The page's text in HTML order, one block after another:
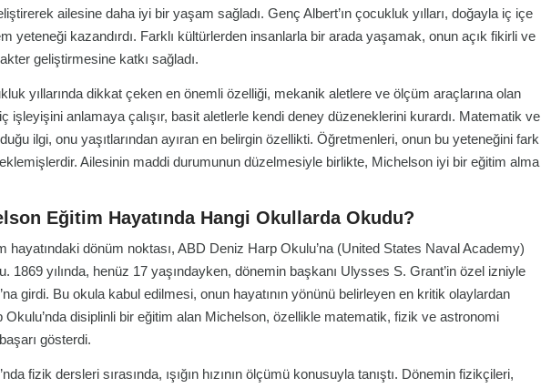
ailesine daha iyi bir yaşam sağladı. Genç Albert’ın çocukluk yılları, doğayla iç içe
yeteneği kazandırdı. Farklı kültürlerden insanlarla bir arada yaşamak, onun açık fikirli ve
geliştirmesine katkı sağladı.
yıllarında dikkat çeken en önemli özelliği, mekanik aletlere ve ölçüm araçlarına olan
işleyişini anlamaya çalışır, basit aletlerle kendi deney düzeneklerini kurardı. Matematik ve
ilgi, onu yaşıtlarından ayıran en belirgin özellikti. Öğretmenleri, onun bu yeteneğini fark
Ailesinin maddi durumunun düzelmesiyle birlikte, Michelson iyi bir eğitim alma
Eğitim Hayatında Hangi Okullarda Okudu?
hayatındaki dönüm noktası, ABD Deniz Harp Okulu’na (United States Naval Academy)
1869 yılında, henüz 17 yaşındayken, dönemin başkanı Ulysses S. Grant’in özel izniyle
girdi. Bu okula kabul edilmesi, onun hayatının yönünü belirleyen en kritik olaylardan
Okulu’nda disiplinli bir eğitim alan Michelson, özellikle matematik, fizik ve astronomi
gösterdi.
fizik dersleri sırasında, ışığın hızının ölçümü konusuyla tanıştı. Dönemin fizikçileri,